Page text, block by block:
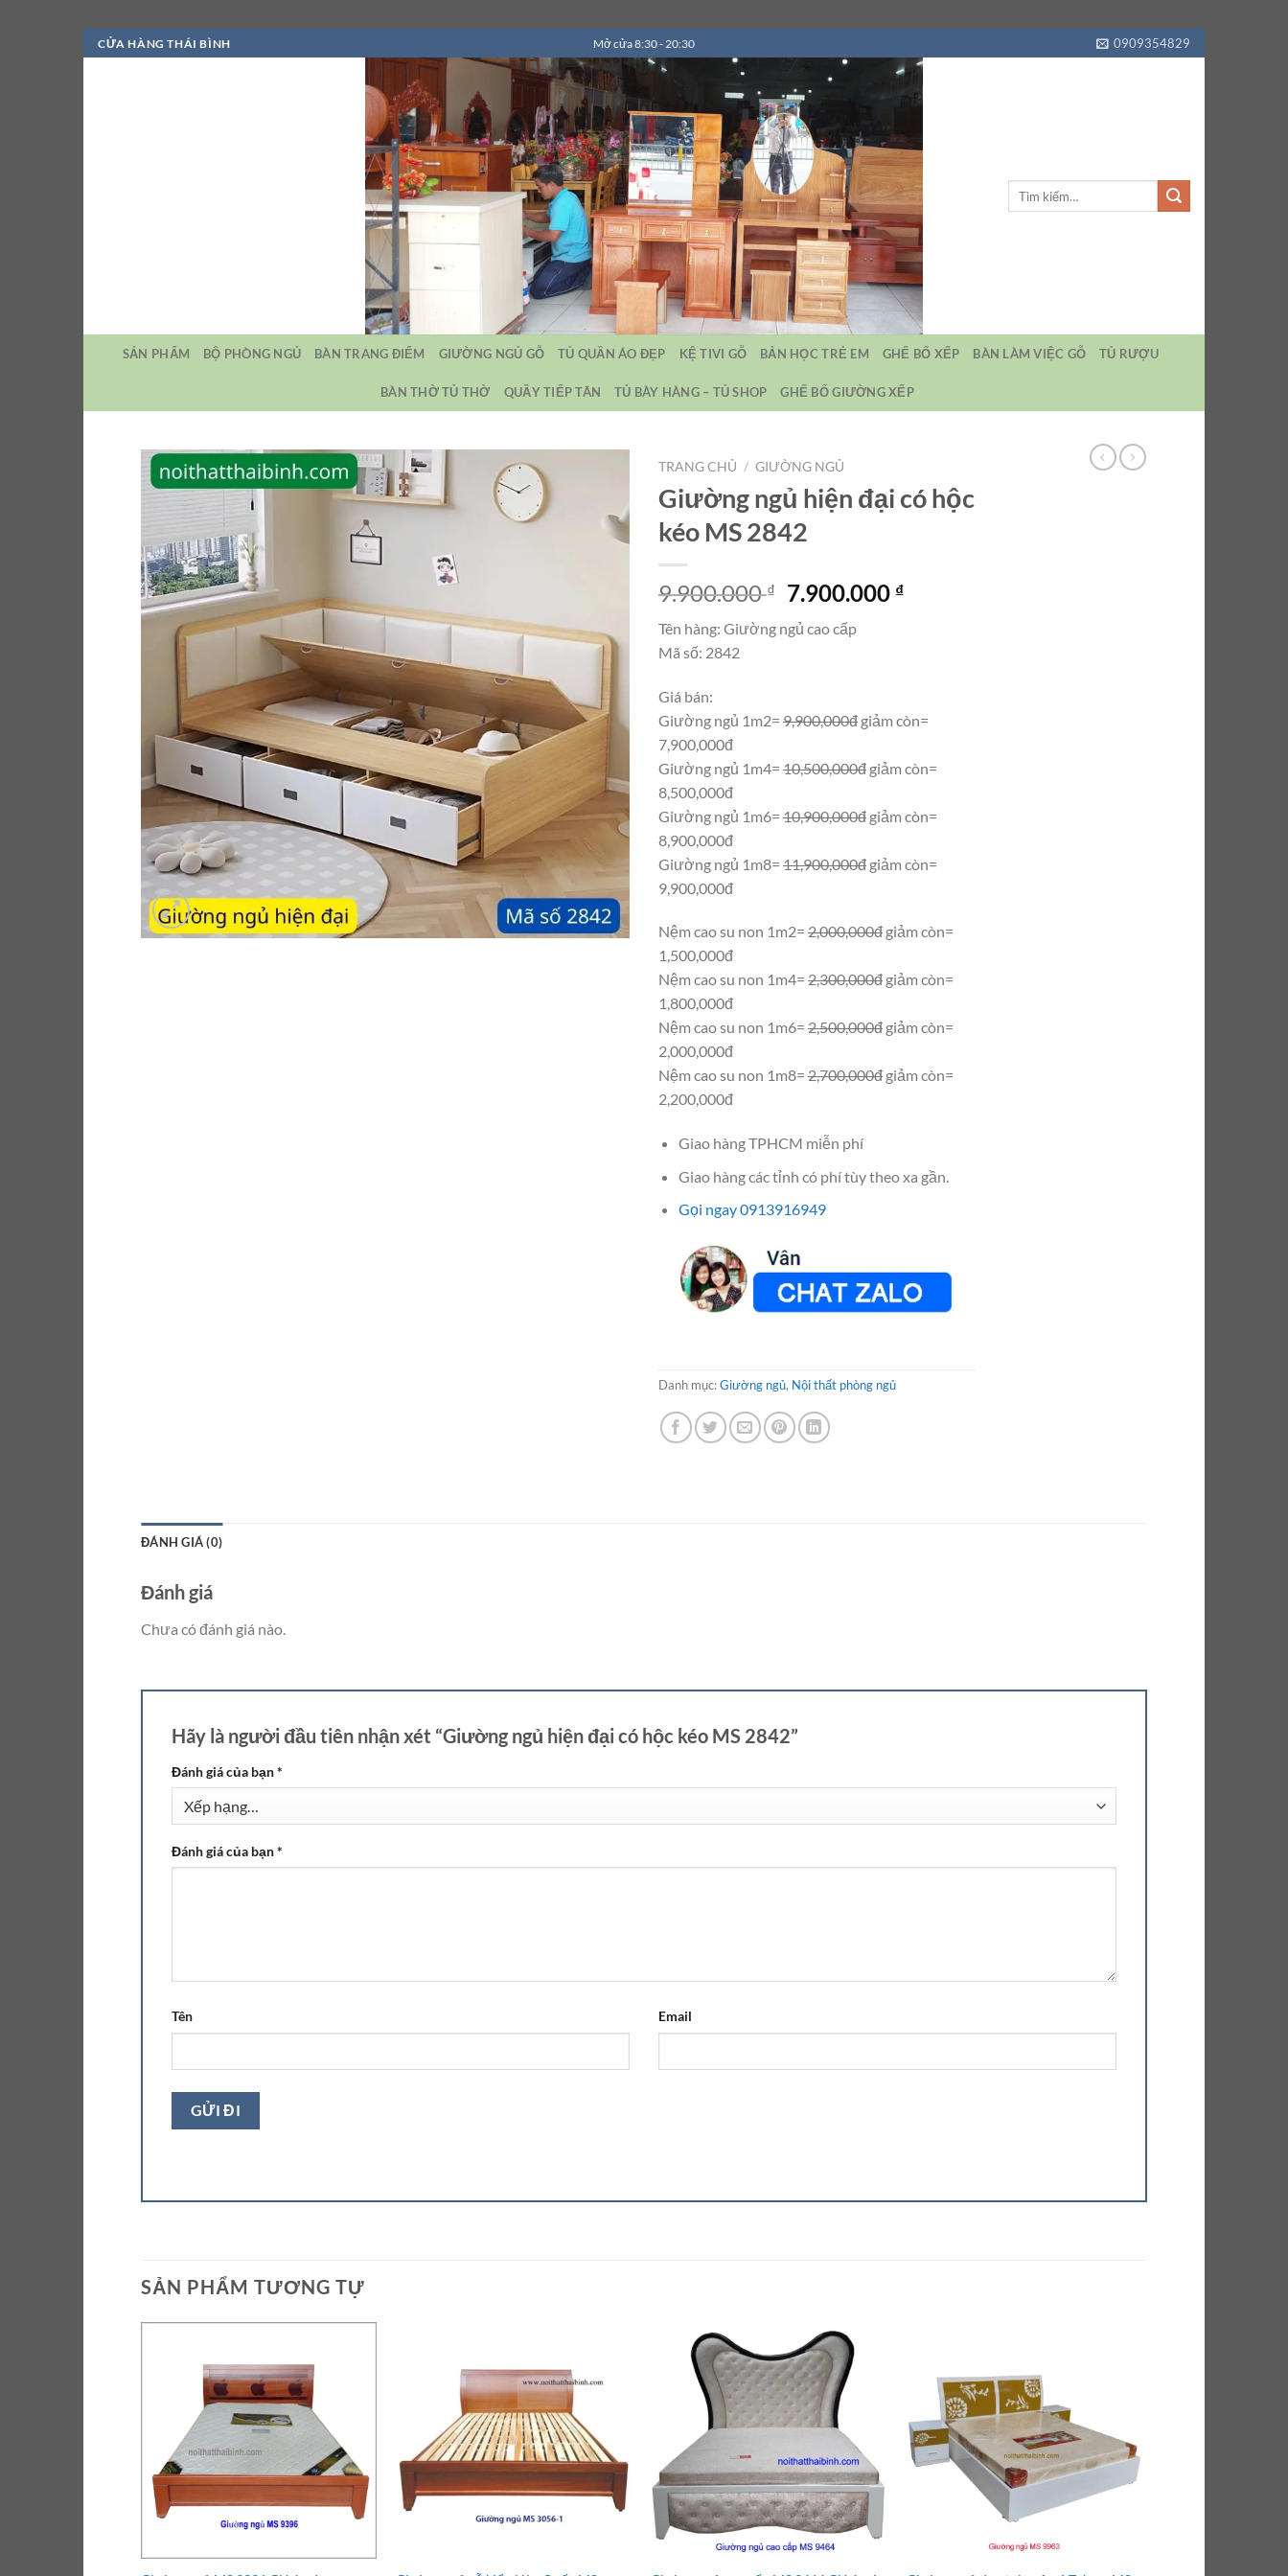
Bỏ
qua
CỬA HÀNG THÁI BÌNH Mở cửa 8:30 - 20:30 0909354829
SẢN PHẨM BỘ PHÒNG NGỦ BÀN TRANG ĐIỂM GIƯỜNG NGỦ GỖ TỦ QUẦN ÁO ĐẸP KỆ TIVI GỖ BẢN HỌC TRẺ EM GHẾ BỐ XẾP BÀN LÀM VIỆC GỖ TỦ RƯỢU
BÀN THỜ TỦ THỜ QUẦY TIẾP TÂN TỦ BÀY HÀNG – TỦ SHOP GHẾ BỐ GIƯỜNG XẾP
TRANG CHỦ / GIƯỜNG NGỦ
Giường ngủ hiện đại có hộc
kéo MS 2842
9.900.000₫
Giá
là:
7.900.000 ₫Giá
Tên hàng: Giường ngủ cao cấp
Mã số: 2842
Giá bán:
Giường ngủ 1m2= 9,900,000đ giảm còn=
7,900,000đ
Giường ngủ 1m4= 10,500,000đ giảm còn=
8,500,000đ
Giường ngủ 1m6= 10,900,000đ giảm còn=
8,900,000đ
Giường ngủ 1m8= 11,900,000đ giảm còn=
9,900,000đ
Nệm cao su non 1m2= 2,000,000đ giảm còn=
1,500,000đ
Nệm cao su non 1m4= 2,300,000đ giảm còn=
1,800,000đ
Nệm cao su non 1m6= 2,500,000đ giảm còn=
2,000,000đ
Nệm cao su non 1m8= 2,700,000đ giảm còn=
2,200,000đ
Giao hàng TPHCM miễn phí
Giao hàng các tỉnh có phí tùy theo xa gần.
Gọi ngay 0913916949
Danh mục:Giường ngủ, Nội thất phòng ngủ
ĐÁNH GIÁ (0)
Đánh giá
Chưa có đánh giá nào.
Hãy là người đầu tiên nhận xét “Giường ngủ hiện đại có hộc kéo MS 2842”
Đánh giá của bạn*
Đánh giá của bạn*
Tên Email
SẢN PHẨM TƯƠNG TỰ